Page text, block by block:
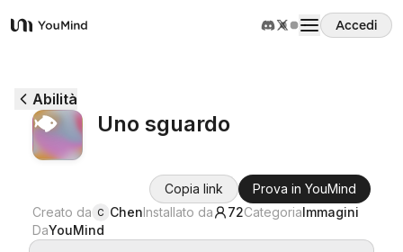
YouMind
Accedi
Casi d'uso
Abilità
Uno sguardo
Copia link
Prova in YouMind
Creato da
C ChenInstallato da 72CategoriaImmagini
DaYouMind